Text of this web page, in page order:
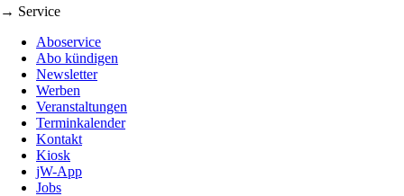
→ Service
Aboservice
Abo kündigen
Newsletter
Werben
Veranstaltungen
Terminkalender
Kontakt
Kiosk
jW-App
Jobs